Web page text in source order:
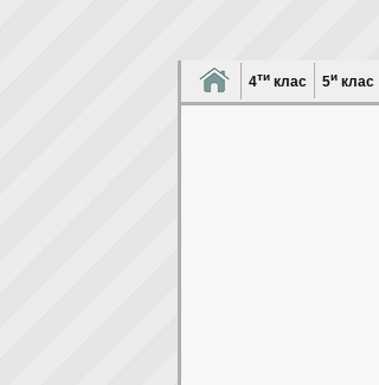
4ти клас 5и клас